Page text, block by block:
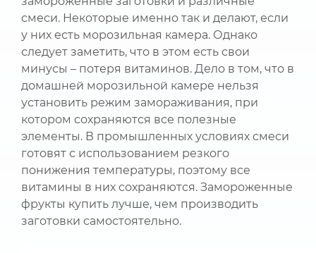
смеси. Некоторые именно так и делают, если
у них есть морозильная камера. Однако
следует заметить, что в этом есть свои
минусы – потеря витаминов. Дело в том, что в
домашней морозильной камере нельзя
установить режим замораживания, при
котором сохраняются все полезные
элементы. В промышленных условиях смеси
готовят с использованием резкого
понижения температуры, поэтому все
витамины в них сохраняются. Замороженные
фрукты купить лучше, чем производить
заготовки самостоятельно.